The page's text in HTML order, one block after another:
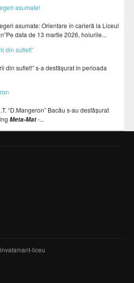
asumate!
asumate: Orientare în carieră la Liceul
data de 13 martie 2026, holurile...
din suflet!”
din suflet!” s-a desfășurat în perioada
“D.Mangeron” Bacău s-au desfășurat
Meta-Mat-...
liceu